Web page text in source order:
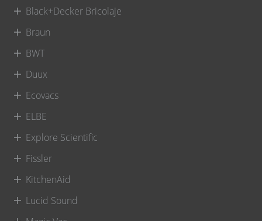
Black+Decker Bricolaje
Braun
BWT
Duux
Ecovacs
ELBE
Explore Scientific
Fissler
KitchenAid
Lucid Sound